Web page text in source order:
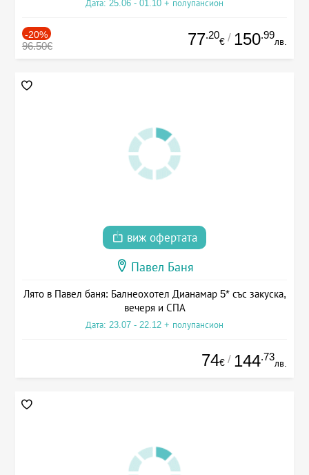
Дата: 25.06 - 01.10 + полупансион
-20%
96.50€ 77.20
€ / 150.99
лв.
виж офертата
Павел Баня
Лято в Павел баня: Балнеохотел Дианамар 5* със закуска,
вечеря и СПА
Дата: 23.07 - 22.12 + полупансион
74€ / 144.73
лв.